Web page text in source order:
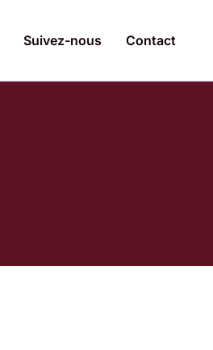
Suivez-nous Contact